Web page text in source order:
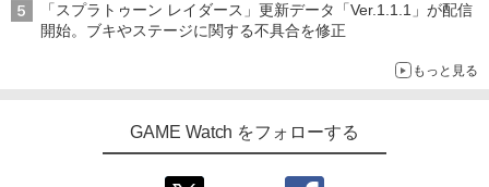
「スプラトゥーン レイダース」更新データ「Ver.1.1.1」が配信
開始。ブキやステージに関する不具合を修正
もっと見る
GAME Watch をフォローする